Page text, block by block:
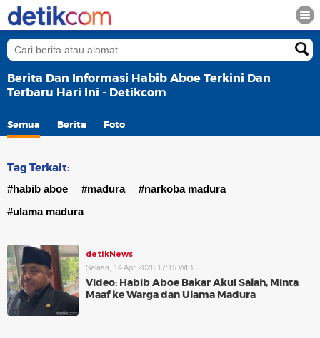
Berita Dan Informasi Habib Aboe Terkini Dan
Terbaru Hari Ini - Detikcom
Semua Berita Foto
Tag Terkait:
#habib aboe #madura
#narkoba madura
#ulama madura
detikNews
Selasa, 14 Apr 2026 17:15 WIB
Video: Habib Aboe Bakar Akui Salah, Minta
Maaf ke Warga dan Ulama Madura